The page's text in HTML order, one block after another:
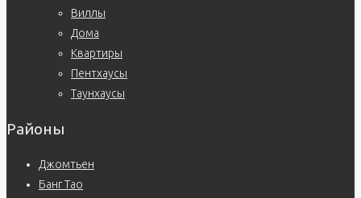
Виллы
Дома
Квартиры
Пентхаусы
Таунхаусы
Районы
Джомтьен
Банг Тао